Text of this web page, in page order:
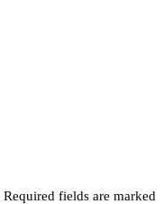
Required fields are marked